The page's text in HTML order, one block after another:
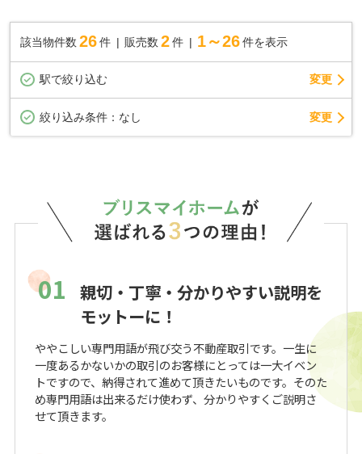
該当物件数 26件 販売数 2 件 1～26 件を表示
駅で絞り込む 変更
絞り込み条件： なし 変更
01
親切・丁寧・分かりやすい説明を
モットーに！
ややこしい専門用語が飛び交う不動産取引です。一生に
一度あるかないかの取引のお客様にとっては一大イベン
トですので、納得されて進めて頂きたいものです。そのた
め専門用語は出来るだけ使わず、分かりやすくご説明さ
せて頂きます。